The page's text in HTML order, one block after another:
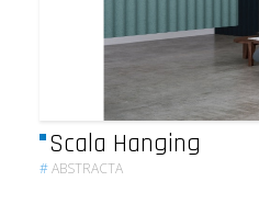
Scala Hanging
#ABSTRACTA